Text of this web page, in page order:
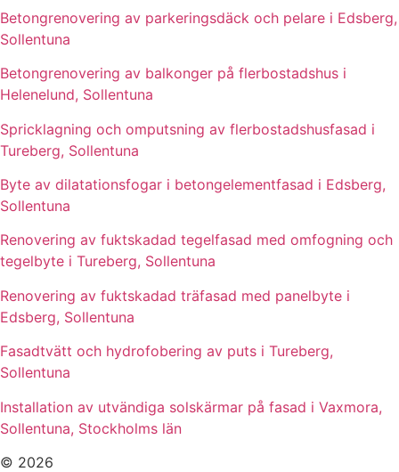
Betongrenovering av parkeringsdäck och pelare i Edsberg,
Sollentuna
Betongrenovering av balkonger på flerbostadshus i
Helenelund, Sollentuna
Spricklagning och omputsning av flerbostadshusfasad i
Tureberg, Sollentuna
Byte av dilatationsfogar i betongelementfasad i Edsberg,
Sollentuna
Renovering av fuktskadad tegelfasad med omfogning och
tegelbyte i Tureberg, Sollentuna
Renovering av fuktskadad träfasad med panelbyte i
Edsberg, Sollentuna
Fasadtvätt och hydrofobering av puts i Tureberg,
Sollentuna
Installation av utvändiga solskärmar på fasad i Vaxmora,
Sollentuna, Stockholms län
© 2026